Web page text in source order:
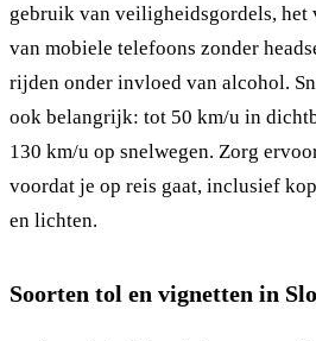
gebruik van veiligheidsgordels, het
van mobiele telefoons zonder
rijden onder invloed van alcohol.
ook belangrijk: tot 50 km/u in
130 km/u op snelwegen. Zorg
voordat je op reis gaat, inclusief
en lichten.
Soorten tol en vignetten in